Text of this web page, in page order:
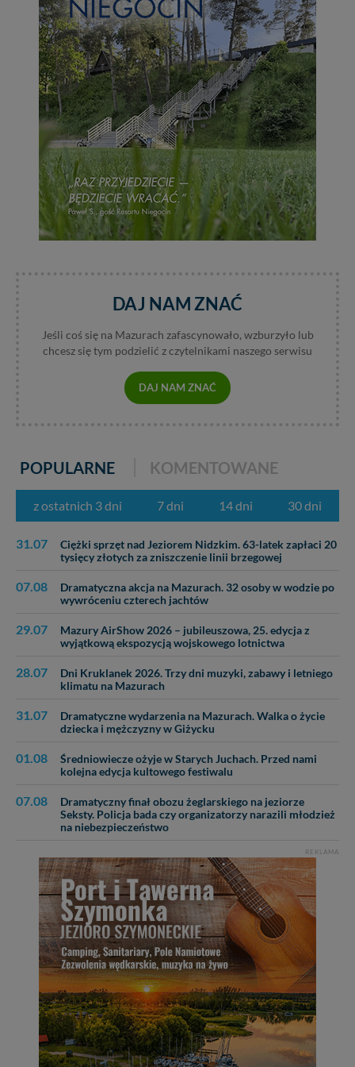
DAJ NAM ZNAĆ
Jeśli coś się na Mazurach zafascynowało, wzburzyło lub
chcesz się tym podzielić z czytelnikami naszego serwisu
DAJ NAM ZNAĆ
POPULARNE KOMENTOWANE
z ostatnich 3 dni 7 dni 14 dni 30 dni
31.07
Ciężki sprzęt nad Jeziorem Nidzkim. 63-latek zapłaci 20
tysięcy złotych za zniszczenie linii brzegowej
07.08
Dramatyczna akcja na Mazurach. 32 osoby w wodzie po
wywróceniu czterech jachtów
29.07
Mazury AirShow 2026 – jubileuszowa, 25. edycja z
wyjątkową ekspozycją wojskowego lotnictwa
28.07
Dni Kruklanek 2026. Trzy dni muzyki, zabawy i letniego
klimatu na Mazurach
31.07
Dramatyczne wydarzenia na Mazurach. Walka o życie
dziecka i mężczyzny w Giżycku
01.08
Średniowiecze ożyje w Starych Juchach. Przed nami
kolejna edycja kultowego festiwalu
07.08
Dramatyczny finał obozu żeglarskiego na jeziorze
Seksty. Policja bada czy organizatorzy narazili młodzież
na niebezpieczeństwo
REKLAMA
w przypadku rezerwacji usług typu: nocleg, czartery,
itp). Więcej informacji o zasadach i funkcjonalności
serwisu wRegulaminie Serwisu.
Administratorem Twoich danych jest: Agencja
Reklamowa Kreacja Monika Borkowska, z siedzibą ul.
Wiejska 17, 11-500 Giżycko. Możesz z nami
skontaktować się za pośrednictwem tej strony.
W każdej chwili możesz: zażądać dostępu do swoich
danych, zażądać ich poprawienia lub usunięcia,
zabronić ich przetwarzania. Pamiętaj jednak, że nie
zawsze jest możliwe techniczne zrealizowanie Twoich
praw w odniesieniu do informacji zawartych w plikach
cookies. Twoja przeglądarka umożliwia Ci skasowanie
tych plików - w pewnych przypadkach nie możemy tego